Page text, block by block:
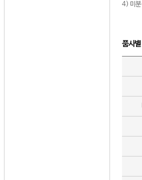
4) 미분
품사